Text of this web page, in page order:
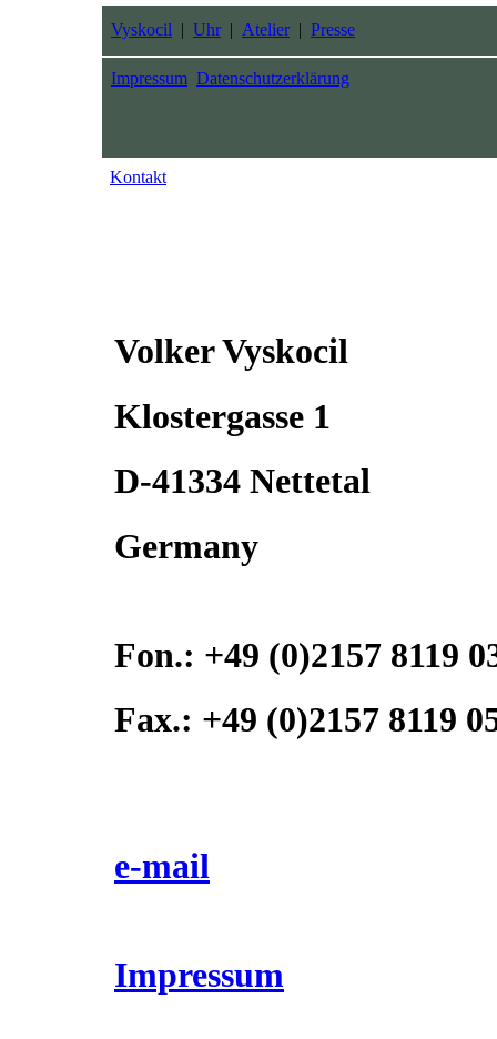
Vyskocil | Uhr| Atelier| Presse
Impressum Datenschutzerklärung
Kontakt
Volker Vyskocil
Klostergasse 1
D-41334 Nettetal
Germany
Fon.: +49 (0)2157 8119
Fax.: +49 (0)2157 8119
e-mail
Impressum